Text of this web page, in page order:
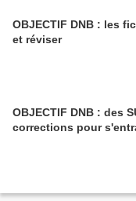
OBJECTIF DNB : les
et réviser
OBJECTIF DNB : des
corrections pour